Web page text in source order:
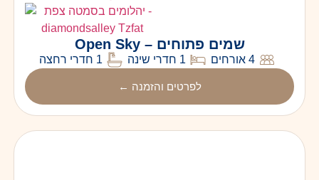
שמים פתוחים – Open Sky
4 אורחים 1 חדרי שינה 1 חדרי רחצה
לפרטים והזמנה ←